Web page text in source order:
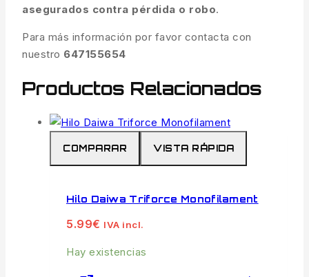
asegurados contra pérdida o robo.
Para más información por favor contacta con
nuestro 647155654
Productos Relacionados
COMPARAR VISTA RÁPIDA
Hilo Daiwa Triforce Monofilament
5.99€ IVA incl.
Hay existencias